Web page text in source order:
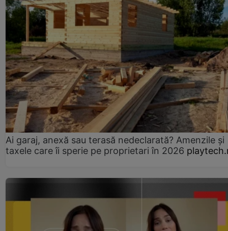
Ai garaj, anexă sau terasă nedeclarată? Amenzile și
taxele care îi sperie pe proprietari în 2026